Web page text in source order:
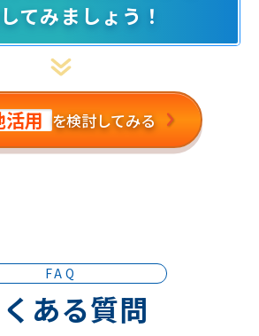
てみましょう！
用 を検討してみる
FAQ
ある質問